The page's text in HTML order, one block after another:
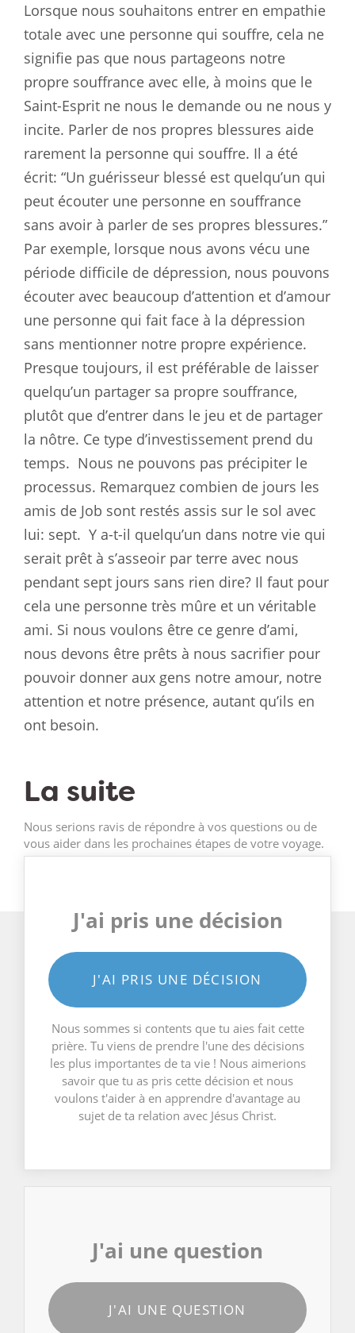
Lorsque nous souhaitons entrer en empathie
totale avec une personne qui souffre, cela ne
signifie pas que nous partageons notre
propre souffrance avec elle, à moins que le
Saint-Esprit ne nous le demande ou ne nous y
incite. Parler de nos propres blessures aide
rarement la personne qui souffre. Il a été
écrit: “Un guérisseur blessé est quelqu’un qui
peut écouter une personne en souffrance
sans avoir à parler de ses propres blessures.”
Par exemple, lorsque nous avons vécu une
période difficile de dépression, nous pouvons
écouter avec beaucoup d’attention et d’amour
une personne qui fait face à la dépression
sans mentionner notre propre expérience.
Presque toujours, il est préférable de laisser
quelqu’un partager sa propre souffrance,
plutôt que d’entrer dans le jeu et de partager
la nôtre. Ce type d’investissement prend du
temps. Nous ne pouvons pas précipiter le
processus. Remarquez combien de jours les
amis de Job sont restés assis sur le sol avec
lui: sept. Y a-t-il quelqu’un dans notre vie qui
serait prêt à s’asseoir par terre avec nous
pendant sept jours sans rien dire? Il faut pour
cela une personne très mûre et un véritable
ami. Si nous voulons être ce genre d’ami,
nous devons être prêts à nous sacrifier pour
pouvoir donner aux gens notre amour, notre
attention et notre présence, autant qu’ils en
ont besoin.
La suite
Nous serions ravis de répondre à vos questions ou de
vous aider dans les prochaines étapes de votre voyage.
J'ai pris une décision
J'AI PRIS UNE DÉCISION
Nous sommes si contents que tu aies fait cette
prière. Tu viens de prendre l'une des décisions
les plus importantes de ta vie ! Nous aimerions
savoir que tu as pris cette décision et nous
voulons t'aider à en apprendre d'avantage au
sujet de ta relation avec Jésus Christ.
J'ai une question
J'AI UNE QUESTION